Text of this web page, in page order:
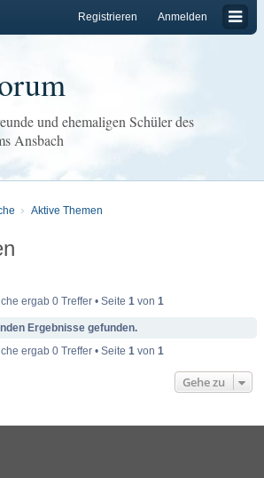
Anmelden
Registrieren
und ehemaligen Schüler des
Ansbach
Aktive Themen
ergab 0 Treffer • Seite 1von 1
Ergebnisse gefunden.
ergab 0 Treffer • Seite 1von 1
Gehe zu